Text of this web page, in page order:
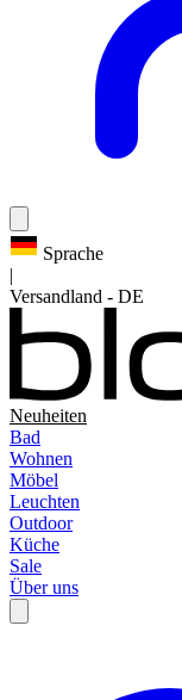
Sprache
|
Versandland - DE
Neuheiten
Bad
Wohnen
Möbel
Leuchten
Outdoor
Küche
Sale
Über uns